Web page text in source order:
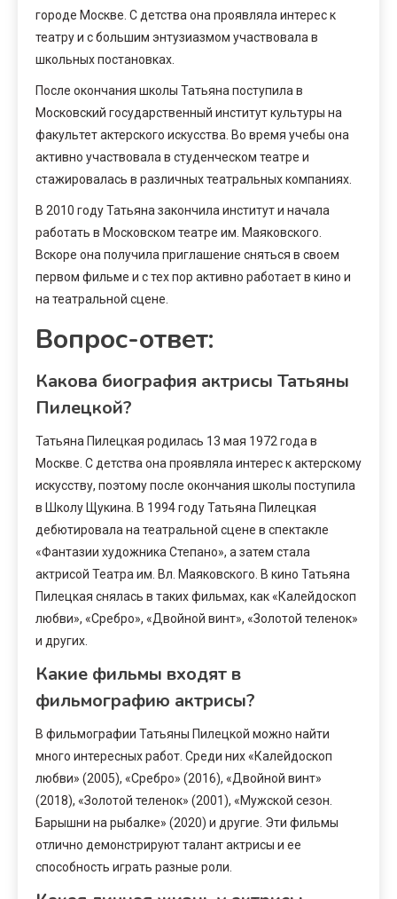
городе Москве. С детства она проявляла интерес к
театру и с большим энтузиазмом участвовала в
школьных постановках.
После окончания школы Татьяна поступила в
Московский государственный институт культуры на
факультет актерского искусства. Во время учебы она
активно участвовала в студенческом театре и
стажировалась в различных театральных компаниях.
В 2010 году Татьяна закончила институт и начала
работать в Московском театре им. Маяковского.
Вскоре она получила приглашение сняться в своем
первом фильме и с тех пор активно работает в кино и
на театральной сцене.
Вопрос-ответ:
Какова биография актрисы Татьяны
Пилецкой?
Татьяна Пилецкая родилась 13 мая 1972 года в
Москве. С детства она проявляла интерес к актерскому
искусству, поэтому после окончания школы поступила
в Школу Щукина. В 1994 году Татьяна Пилецкая
дебютировала на театральной сцене в спектакле
«Фантазии художника Степано», а затем стала
актрисой Театра им. Вл. Маяковского. В кино Татьяна
Пилецкая снялась в таких фильмах, как «Калейдоскоп
любви», «Сребро», «Двойной винт», «Золотой теленок»
и других.
Какие фильмы входят в
фильмографию актрисы?
В фильмографии Татьяны Пилецкой можно найти
много интересных работ. Среди них «Калейдоскоп
любви» (2005), «Сребро» (2016), «Двойной винт»
(2018), «Золотой теленок» (2001), «Мужской сезон.
Барышни на рыбалке» (2020) и другие. Эти фильмы
отлично демонстрируют талант актрисы и ее
способность играть разные роли.